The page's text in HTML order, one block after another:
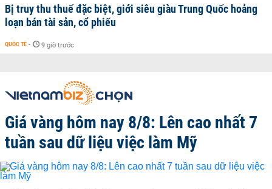
Bị truy thu thuế đặc biệt, giới siêu giàu Trung Quốc hoảng
loạn bán tài sản, cổ phiếu
QUỐC TẾ - 9 giờ trước
Giá vàng hôm nay 8/8: Lên cao nhất 7
tuần sau dữ liệu việc làm Mỹ